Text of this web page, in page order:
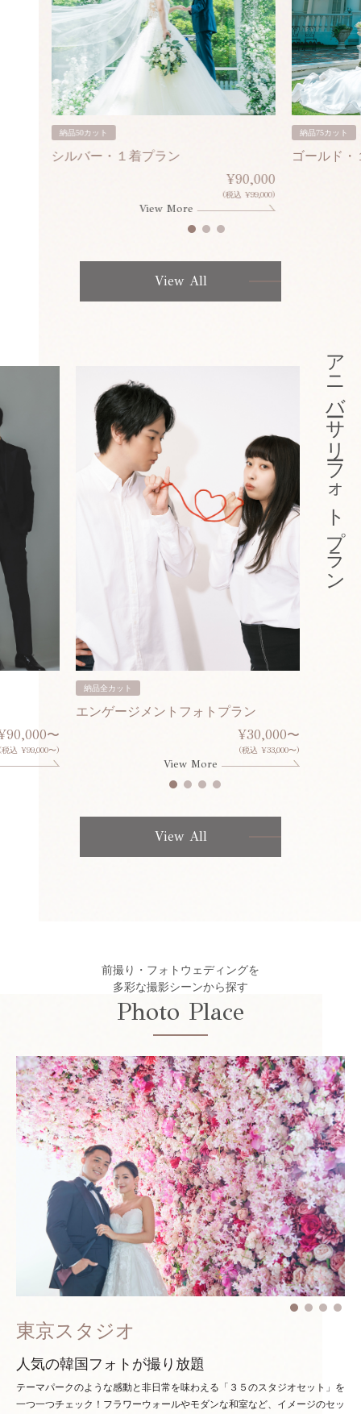
納品50カット
シルバー・１着プラン
¥90,000
(税込 ¥99,000)
View More
納品75カット
ゴールド・
View All
〜
(税込 ¥99,000〜)
納品全カット
エンゲージメントフォトプラン
¥30,000〜
(税込 ¥33,000〜)
View More
アニバーサリーフォトプラン
View All
前撮り・フォトウェディングを
多彩な撮影シーンから探す
Photo Place
東京スタジオ
人気の韓国フォトが撮り放題
テーマパークのような感動と非日常を味わえる「３５のスタジオセット」を
一つ一つチェック！ フラワーウォールやモダンな和室など、イメージのセッ